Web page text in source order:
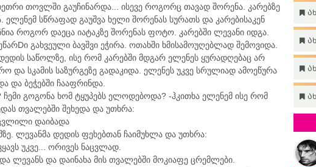
თოვლში გაუჩინარდა... ისევე როგორც თავად შორენა. კარებზე
ელენემ სწრაფად გაუშვა ხელი შორენას სურათს და კარებისაკენ
როგორ დაეცა იატაკზე შორენას ფოტო. კარებში ლევანი იდგა.
გახვეული ბავშვი ეჭირა. ოთახში ხმისამოუღებლად შემოვიდა.
საწოლზე, ისე რომ კარებში მდგარ ელენეს ყურადღებაც არ
და სკამის საზურგეზე გადაკიდა. ელენეს უკვე სრულიად ამოეწურა
და ბეჭებში ჩააფრინდა.
გოგონა ხომ ტყუპებს ელოდებოდა? -ჰკითხა ელენემ ისე რომ
თვალებში შეხედა და უთხრა:
დაიბადა
ლევანმა დედის ფეხებთან ჩაიმუხლა და უთხრა:
უკვე... ორივეს ნაცვლად.
ლევანს და დაინახა მის თვალებში მოკიაფე ცრემლები.